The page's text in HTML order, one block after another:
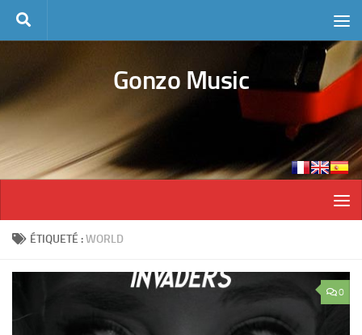
Skip to content
Gonzo Music
ÉTIQUETÉ :WORLD
0